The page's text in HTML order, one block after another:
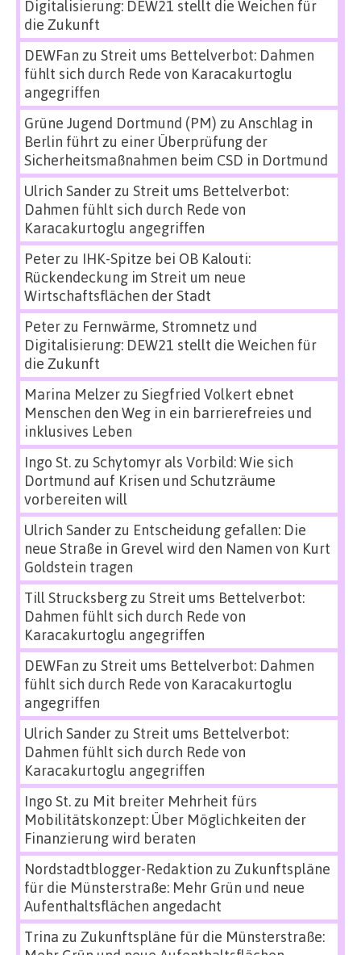
Digitalisierung: DEW21 stellt die Weichen für
die Zukunft
DEWFan zu Streit ums Bettelverbot: Dahmen
fühlt sich durch Rede von Karacakurtoglu
angegriffen
Grüne Jugend Dortmund (PM) zu Anschlag in
Berlin führt zu einer Überprüfung der
Sicherheitsmaßnahmen beim CSD in Dortmund
Ulrich Sanderzu Streit ums Bettelverbot:
Dahmen fühlt sich durch Rede von
Karacakurtoglu angegriffen
Peterzu IHK-Spitze bei OB Kalouti:
Rückendeckung im Streit um neue
Wirtschaftsflächen der Stadt
Peterzu Fernwärme, Stromnetz und
Digitalisierung: DEW21 stellt die Weichen für
die Zukunft
Marina Melzerzu Siegfried Volkert ebnet
Menschen den Weg in ein barrierefreies und
inklusives Leben
Ingo St.zu Schytomyr als Vorbild: Wie sich
Dortmund auf Krisen und Schutzräume
vorbereiten will
Ulrich Sanderzu Entscheidung gefallen: Die
neue Straße in Grevel wird den Namen von Kurt
Goldstein tragen
Till Strucksbergzu Streit ums Bettelverbot:
Dahmen fühlt sich durch Rede von
Karacakurtoglu angegriffen
DEWFan zu Streit ums Bettelverbot: Dahmen
fühlt sich durch Rede von Karacakurtoglu
angegriffen
Ulrich Sanderzu Streit ums Bettelverbot:
Dahmen fühlt sich durch Rede von
Karacakurtoglu angegriffen
Ingo St.zu Mit breiter Mehrheit fürs
Mobilitätskonzept: Über Möglichkeiten der
Finanzierung wird beraten
Nordstadtblogger-Redaktion zu Zukunftspläne
für die Münsterstraße: Mehr Grün und neue
Aufenthaltsflächen angedacht
Trina zu Zukunftspläne für die Münsterstraße: